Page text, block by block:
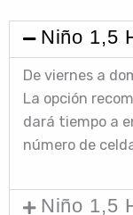
Niño 1,5
De viernes a
La opción
dará tiempo a
número de
Niño 1,5